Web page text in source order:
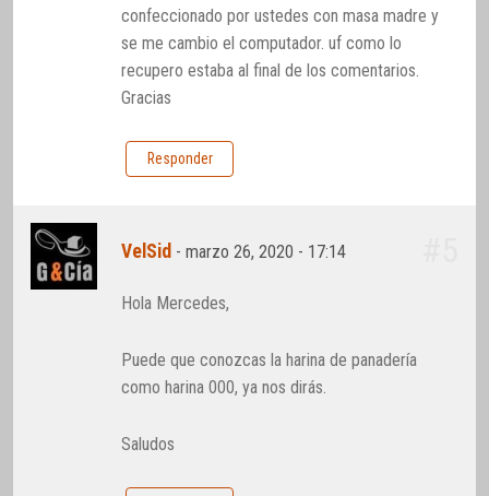
confeccionado por ustedes con masa madre y
se me cambio el computador. uf como lo
recupero estaba al final de los comentarios.
Gracias
Responder
VelSid -marzo 26, 2020 - 17:14
Hola Mercedes,
Puede que conozcas la harina de panadería
como harina 000, ya nos dirás.
Saludos